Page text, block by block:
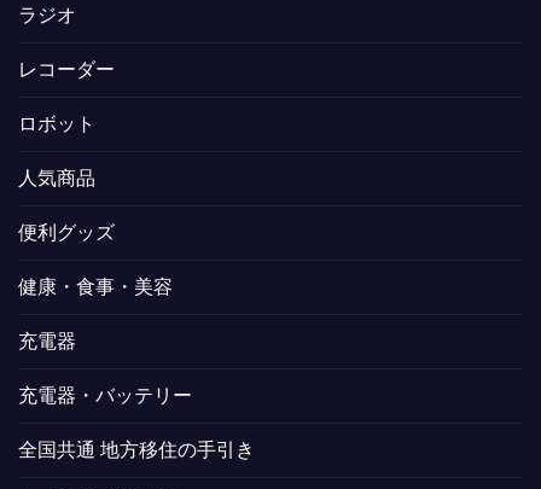
ラジオ
レコーダー
ロボット
人気商品
便利グッズ
健康・食事・美容
充電器
充電器・バッテリー
全国共通 地方移住の手引き